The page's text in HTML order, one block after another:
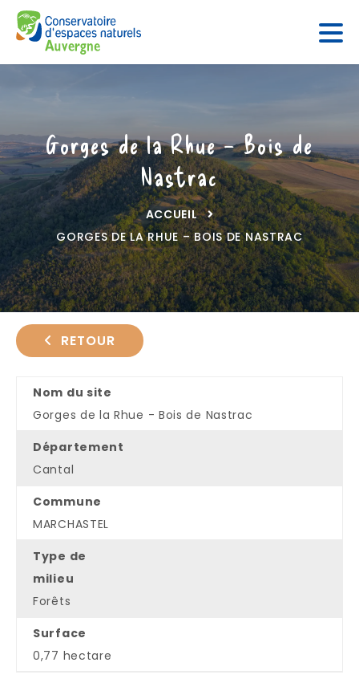
Gorges de la Rhue – Bois de
Nastrac
ACCUEIL
GORGES DE LA RHUE – BOIS DE NASTRAC
RETOUR
Nom du site
Gorges de la Rhue - Bois de Nastrac
Département
Cantal
Commune
MARCHASTEL
Type de
milieu
Forêts
Surface
0,77 hectare
Panneau de gestion des cookies